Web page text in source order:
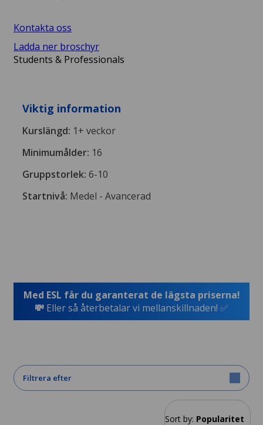
Viktig information
Kurslängd: 1+ veckor
Minimumålder: 16
Gruppstorlek: 6-10
Startnivå: Medel - Avancerad
Kontakta oss
Ladda ner broschyr
Students & Professionals
Med ESL får du garanterat de lägsta priserna!
💸 Eller så återbetalar vi mellanskillnaden! ✅
Filtrera efter
Sort by: Popularitet